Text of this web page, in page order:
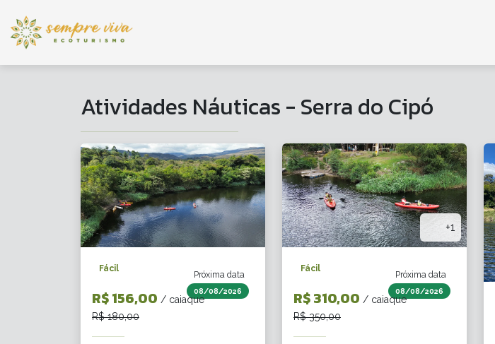
Atividades Náuticas - Serra do Cipó
Próxima data
08/08/2026
Fácil
R$ 156,00 / caiaque
R$ 180,00
+1
Próxima data
08/08/2026
Fácil
R$ 310,00 / caiaque
R$ 350,00